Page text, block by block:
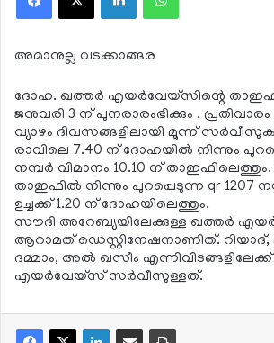
അമാനുല്ല വടക്കാങ്ങര
ദോഹ. ഖത്തര്‍ എയര്‍വേയ്‌സിന്റെ
ജനുവരി 3 ന് പുനരാരംഭിക്കും .
വ്യാഴം ദിവസങ്ങളിലായി മൂന്ന്
രാവിലെ 7.40 ന് ദോഹയില്‍ നിന്നും
നമ്പര്‍ വിമാനം 10.10 ന് താഇഫിലെത്തും.
താഇഫില്‍ നിന്നും പുറപ്പെടുന്ന qr 1207
ഉച്ചക്ക് 1.20 ന് ദോഹയിലെത്തും.
സൗദി അറേബ്യയിലേക്കുള്ള ഖത്തര്‍
ആറാമത് ഡെസ്റ്റിനേഷനാണിത്. റിയാദ്,
ദമ്മാം, അല്‍ ഖസീം
എയര്‍വേയ്‌സ് സര്‍വീസുള്ളത്.